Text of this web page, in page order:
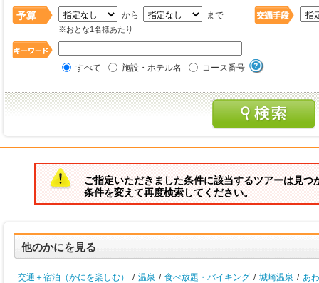
から まで
※おとな1名様あたり
すべて 施設・ホテル名 コース番号
ご指定いただきました条件に該当するツアーは見つ
条件を変えて再度検索してください。
他のかにを見る
交通＋宿泊（かにを楽しむ） / 温泉 / 食べ放題・バイキング / 城崎温泉 / あ